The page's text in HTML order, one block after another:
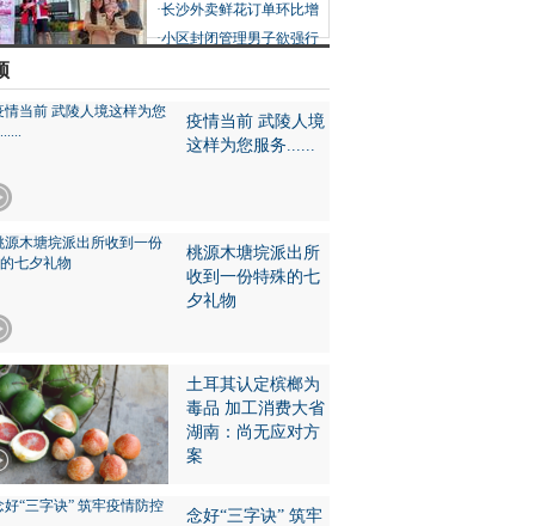
被判赔 产业协会：假的近
20万亩
·长沙外卖鲜花订单环比增
长15倍 外卖送礼成90后七
·小区封闭管理男子欲强行
疫情当前 武陵人境
这样为您服务......
桃源木塘垸派出所
收到一份特殊的七
夕礼物
土耳其认定槟榔为
毒品 加工消费大省
湖南：尚无应对方
案
念好“三字诀” 筑牢